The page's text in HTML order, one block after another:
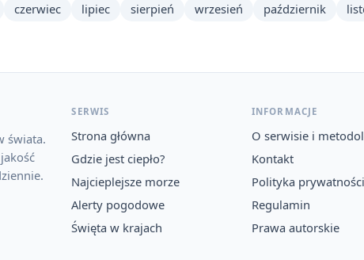
czerwiec lipiec sierpień wrzesień październik
świata.
SERWIS
Strona główna
Gdzie jest ciepło?
Najcieplejsze morze
Alerty pogodowe
Święta w krajach
INFORMACJE
O serwisie i
Kontakt
Polityka prywatności
Regulamin
Prawa autorskie